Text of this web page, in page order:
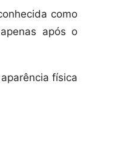
como
após o
física